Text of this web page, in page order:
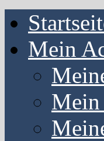
Mein
Mein